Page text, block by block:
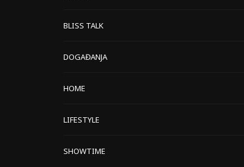
BLISS TALK
DOGAĐANJA
HOME
LIFESTYLE
SHOWTIME